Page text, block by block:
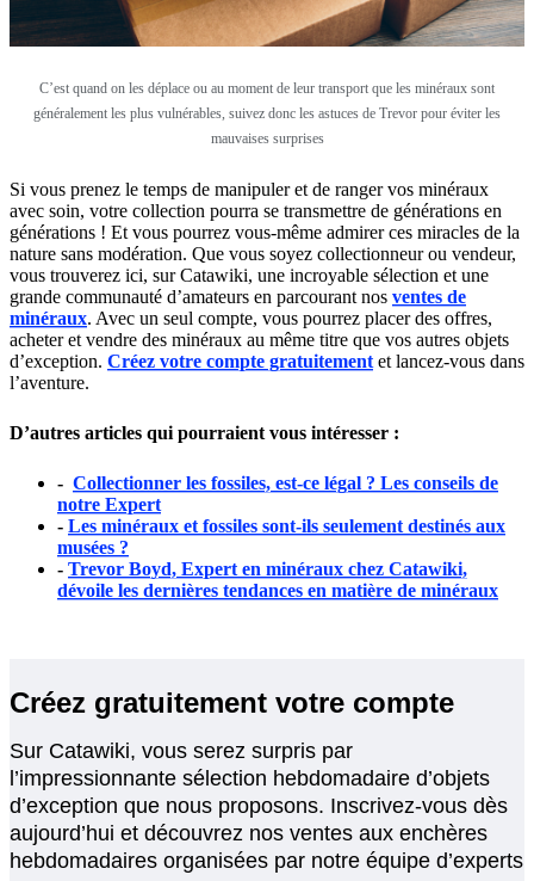
C’est quand on les déplace ou au moment de leur transport que les minéraux sont
généralement les plus vulnérables, suivez donc les astuces de Trevor pour éviter les
mauvaises surprises
Si vous prenez le temps de manipuler et de ranger vos minéraux
avec soin, votre collection pourra se transmettre de générations en
générations ! Et vous pourrez vous-même admirer ces miracles de la
nature sans modération. Que vous soyez collectionneur ou vendeur,
vous trouverez ici, sur Catawiki, une incroyable sélection et une
grande communauté d’amateurs en parcourant nos ventes de
minéraux. Avec un seul compte, vous pourrez placer des offres,
acheter et vendre des minéraux au même titre que vos autres objets
d’exception. Créez votre compte gratuitement et lancez-vous dans
l’aventure.
D’autres articles qui pourraient vous intéresser :
- Collectionner les fossiles, est-ce légal ? Les conseils de
notre Expert
- Les minéraux et fossiles sont-ils seulement destinés aux
musées ?
- Trevor Boyd, Expert en minéraux chez Catawiki,
dévoile les dernières tendances en matière de minéraux
Créez gratuitement votre compte
Sur Catawiki, vous serez surpris par
l’impressionnante sélection hebdomadaire d’objets
d’exception que nous proposons. Inscrivez-vous dès
aujourd’hui et découvrez nos ventes aux enchères
hebdomadaires organisées par notre équipe d’experts